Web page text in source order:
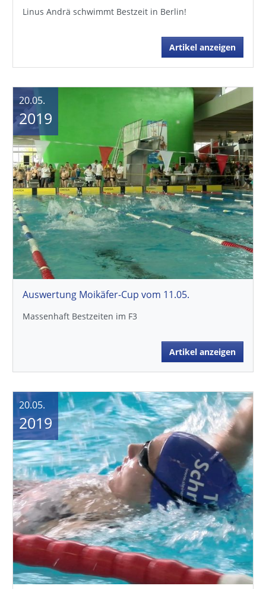
Linus Andrä schwimmt Bestzeit in Berlin!
Artikel anzeigen
Auswertung Moikäfer-Cup vom 11.05.
Massenhaft Bestzeiten im F3
Artikel anzeigen
20.05.
2019
20.05.
2019